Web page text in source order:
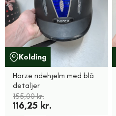
Kolding
Horze ridehjelm med blå
detaljer
155,00 kr.
116,25 kr.